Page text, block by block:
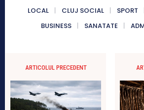
LOCAL CLUJ SOCIAL SPORT
BUSINESS
SANATATE
ARTICOLUL PRECEDENT